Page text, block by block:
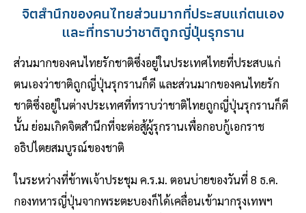
จิตสำนึกของคนไทยส่วนมากที่ประสบแก่ตนเอง
และที่ทราบว่าชาติถูกญี่ปุ่นรุกราน
ส่วนมากของคนไทยรักชาติซึ่งอยู่ในประเทศไทยที่ประสบแก่
ตนเองว่าชาติถูกญี่ปุ่นรุกรานก็ดี และส่วนมากของคนไทยรัก
ชาติซึ่งอยู่ในต่างประเทศที่ทราบว่าชาติไทยถูกญี่ปุ่นรุกรานก็ดี
นั้น ย่อมเกิดจิตสำนึกที่จะต่อสู้ผู้รุกรานเพื่อกอบกู้เอกราช
อธิปไตยสมบูรณ์ของชาติ
ในระหว่างที่ข้าพเจ้าประชุม ค.ร.ม. ตอนบ่ายของวันที่ 8 ธ.ค.
กองทหารญี่ปุ่นจากพระตะบองก็ได้เคลื่อนเข้ามากรุงเทพฯ